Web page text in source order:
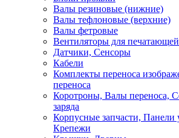
Валы резиновые (нижние)
Валы тефлоновые (верхние)
Валы фетровые
Вентиляторы для
Датчики, Сенсоры
Кабели
Комплекты переноса
переноса
Коротроны, Валы переноса,
заряда
Корпусные запчасти, Панели
Крепежи